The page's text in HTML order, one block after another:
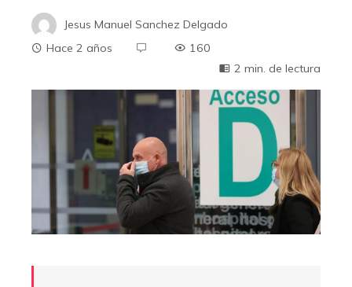
Jesus Manuel Sanchez Delgado
Hace 2 años
160
2 min. de lectura